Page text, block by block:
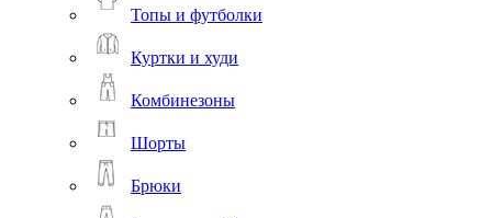
Топы и футболки
Куртки и худи
Комбинезоны
Шорты
Брюки